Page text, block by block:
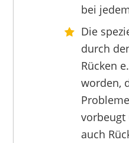
bei
Die
durch
Rücken
worden,
vorbeugt
auch